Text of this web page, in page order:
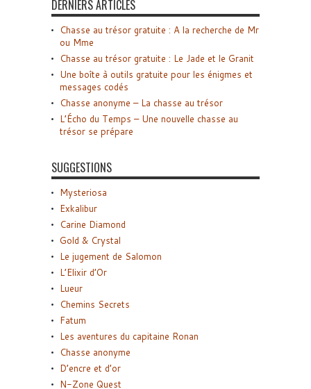
DERNIERS ARTICLES
Chasse au trésor gratuite : A la recherche de Mr
ou Mme
Chasse au trésor gratuite : Le Jade et le Granit
Une boîte à outils gratuite pour les énigmes et
messages codés
Chasse anonyme – La chasse au trésor
L’Écho du Temps – Une nouvelle chasse au
trésor se prépare
SUGGESTIONS
Mysteriosa
Exkalibur
Carine Diamond
Gold & Crystal
Le jugement de Salomon
L’Elixir d’Or
Lueur
Chemins Secrets
Fatum
Les aventures du capitaine Ronan
Chasse anonyme
D’encre et d’or
N-Zone Quest